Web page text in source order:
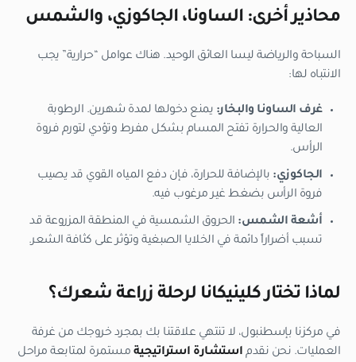
محاذير أخرى: الساونا، الجاكوزي، والشمس
السباحة والرياضة ليسا العائق الوحيد. هناك عوامل “حرارية” يجب
الانتباه لها:
غرف الساونا والبخار: يمنع دخولها لمدة شهرين. الرطوبة
العالية والحرارة تفتح المسام بشكل مفرط وتؤدي لتورم فروة
الرأس.
الجاكوزي: بالإضافة للحرارة، فإن دفع المياه القوي قد يصيب
فروة الرأس بضغط غير مرغوب فيه.
أشعة الشمس: الحروق الشمسية في المنطقة المزروعة قد
تسبب أضراراً دائمة في الخلايا الصبغية وتؤثر على كثافة الشعر.
لماذا تختار كلينيكانا لرحلة زراعة شعرك؟
في مركزنا بإسطنبول، لا تنتهي علاقتنا بك بمجرد خروجك من غرفة
العمليات. نحن نقدم استشارة استراتيجية مستمرة لمتابعة مراحل